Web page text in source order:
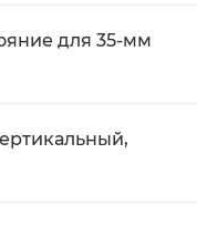
для 35-мм